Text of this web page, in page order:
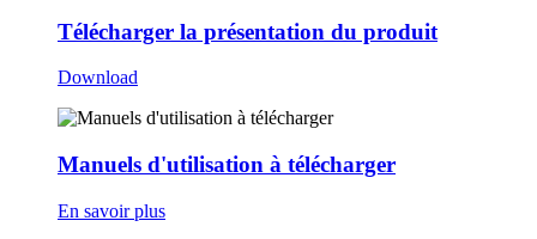
Télécharger la présentation du produit
Download
Manuels d'utilisation à télécharger
En savoir plus